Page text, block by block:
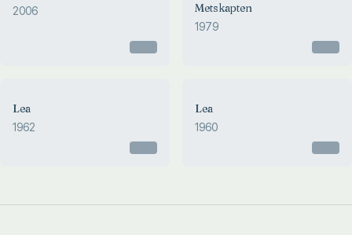
2006
Metskapten
1979
Lea
1962
Lea
1960